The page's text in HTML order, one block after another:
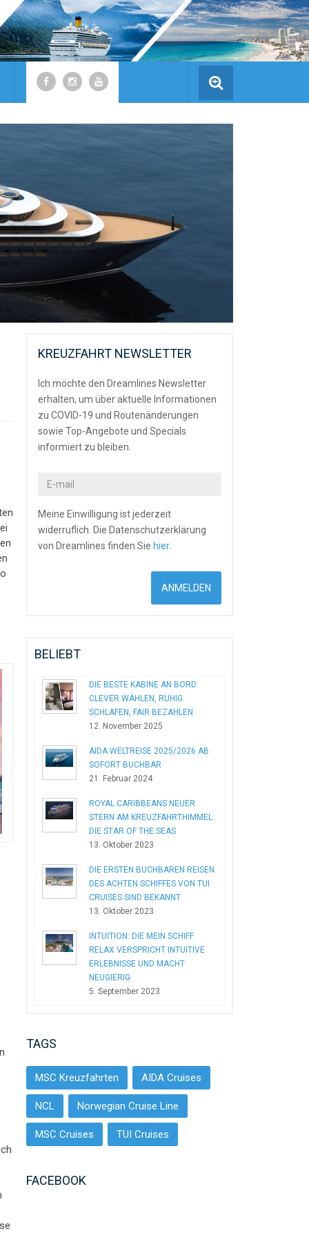
KREUZFAHRT NEWSLETTER
Ich möchte den Dreamlines Newsletter
erhalten, um über aktuelle Informationen
zu COVID-19 und Routenänderungen
sowie Top-Angebote und Specials
informiert zu bleiben.
Meine Einwilligung ist jederzeit
widerruflich. Die Datenschutzerklärung
von Dreamlines finden Sie hier.
BELIEBT
DIE BESTE KABINE AN BORD:
CLEVER WÄHLEN, RUHIG
SCHLAFEN, FAIR BEZAHLEN
12. November 2025
AIDA WELTREISE 2025/2026 AB
SOFORT BUCHBAR
21. Februar 2024
ROYAL CARIBBEANS NEUER
STERN AM KREUZFAHRTHIMMEL:
DIE STAR OF THE SEAS
13. Oktober 2023
DIE ERSTEN BUCHBAREN REISEN
DES ACHTEN SCHIFFES VON TUI
CRUISES SIND BEKANNT
13. Oktober 2023
INTUITION: DIE MEIN SCHIFF
RELAX VERSPRICHT INTUITIVE
ERLEBNISSE UND MACHT
NEUGIERIG
5. September 2023
TAGS
MSC Kreuzfahrten AIDA Cruises
NCL Norwegian Cruise Line
MSC Cruises TUI Cruises
FACEBOOK